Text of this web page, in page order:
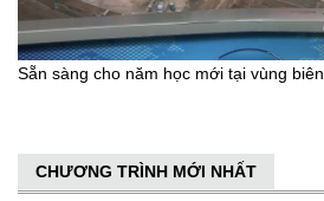
Sẵn sàng cho năm học mới tại vùng biên
CHƯƠNG TRÌNH MỚI NHẤT